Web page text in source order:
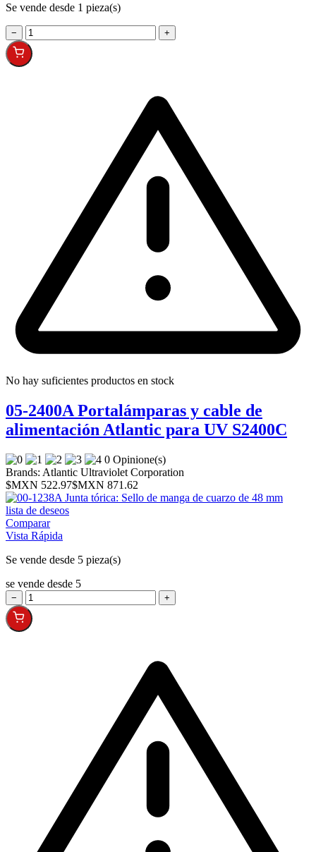
Se vende desde 1 pieza(s)
− +
No hay suficientes productos en stock
05-2400A Portalámparas y cable de
alimentación Atlantic para UV S2400C
0 Opinione(s)
Brands: Atlantic Ultraviolet Corporation
$MXN 522.97$MXN 871.62
lista de deseos
Comparar
Vista Rápida
Se vende desde 5 pieza(s)
se vende desde 5
− +